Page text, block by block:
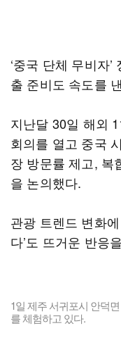
‘중국 단체 무비자
출 준비도 속도를
지난달 30일 해외
회의를 열고 중국
장 방문률 제고, 복
을 논의했다.
관광 트렌드 변화
다’도 뜨거운 반응
1일 제주 서귀포시 안덕
를 체험하고 있다.